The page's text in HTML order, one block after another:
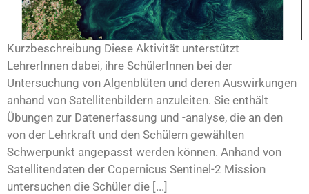
Kurzbeschreibung Diese Aktivität unterstützt
LehrerInnen dabei, ihre SchülerInnen bei der
Untersuchung von Algenblüten und deren Auswirkungen
anhand von Satellitenbildern anzuleiten. Sie enthält
Übungen zur Datenerfassung und -analyse, die an den
von der Lehrkraft und den Schülern gewählten
Schwerpunkt angepasst werden können. Anhand von
Satellitendaten der Copernicus Sentinel-2 Mission
untersuchen die Schüler die [...]